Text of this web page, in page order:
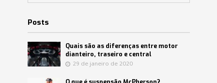
Posts
Quais são as diferenças entre motor
dianteiro, traseiro e central
29 de janeiro de 2020